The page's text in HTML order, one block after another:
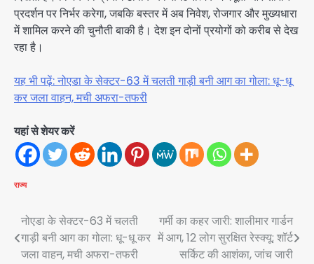
प्रदर्शन पर निर्भर करेगा, जबकि बस्तर में अब निवेश, रोजगार और मुख्यधारा
में शामिल करने की चुनौती बाकी है। देश इन दोनों प्रयोगों को करीब से देख
रहा है।
यह भी पढ़ें: नोएडा के सेक्टर-63 में चलती गाड़ी बनी आग का गोला: धू-धू
कर जला वाहन, मची अफरा-तफरी
यहां से शेयर करें
राज्य
Post
navigation
नोएडा के सेक्टर-63 में चलती
गाड़ी बनी आग का गोला: धू-धू कर
जला वाहन, मची अफरा-तफरी
गर्मी का कहर जारी: शालीमार गार्डन
में आग, 12 लोग सुरक्षित रेस्क्यू; शॉर्ट
सर्किट की आशंका, जांच जारी